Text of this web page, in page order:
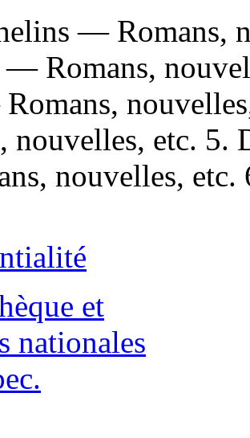
— Romans,
— Romans,
nouvelles, etc. 5.
nouvelles, etc.